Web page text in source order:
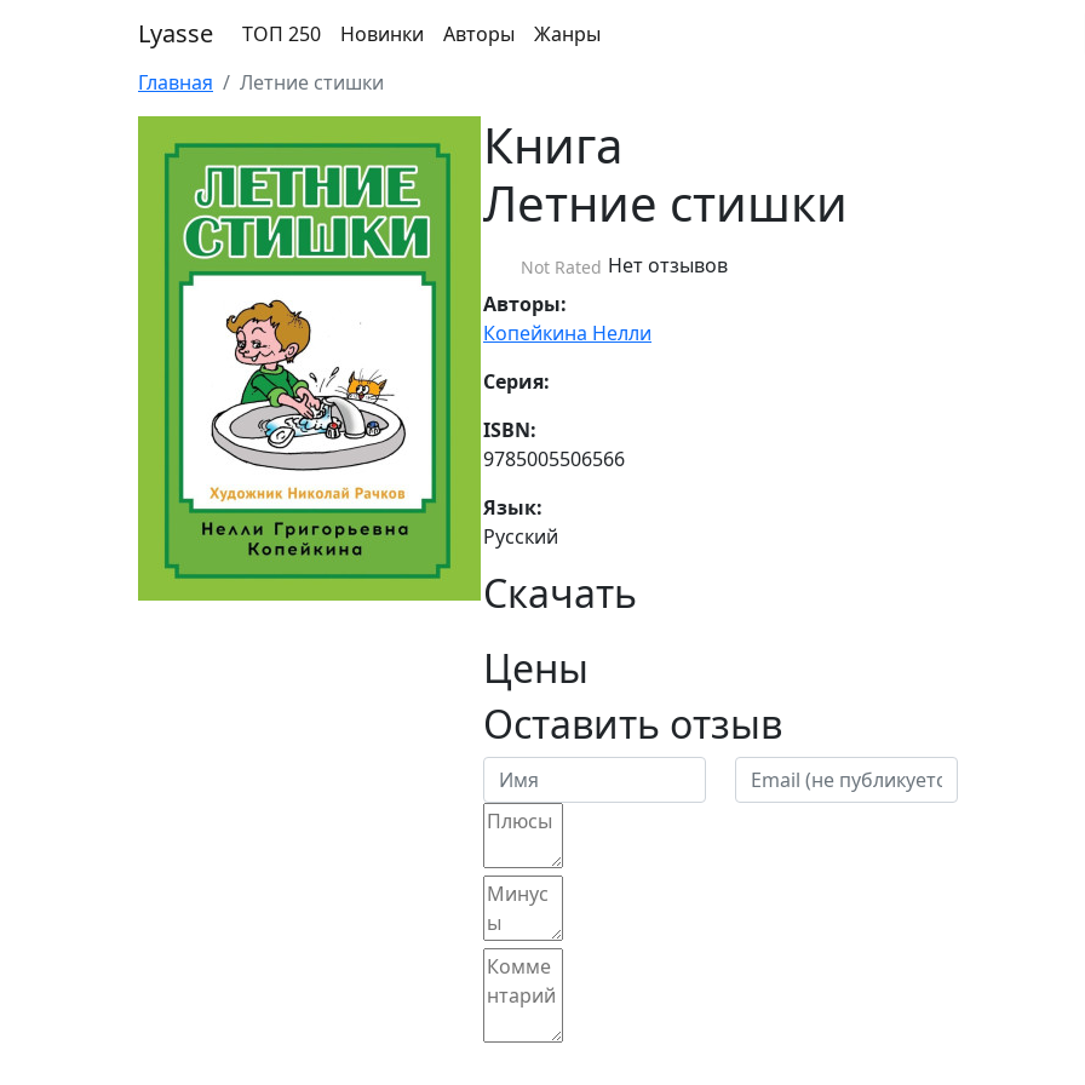
Lyasse ТОП 250 Новинки Авторы Жанры
Главная
Летние стишки
Книга
Летние стишки
Not Rated Нет отзывов
Авторы:
Копейкина Нелли
Серия:
ISBN:
9785005506566
Язык:
Русский
Скачать
Цены
Оставить отзыв